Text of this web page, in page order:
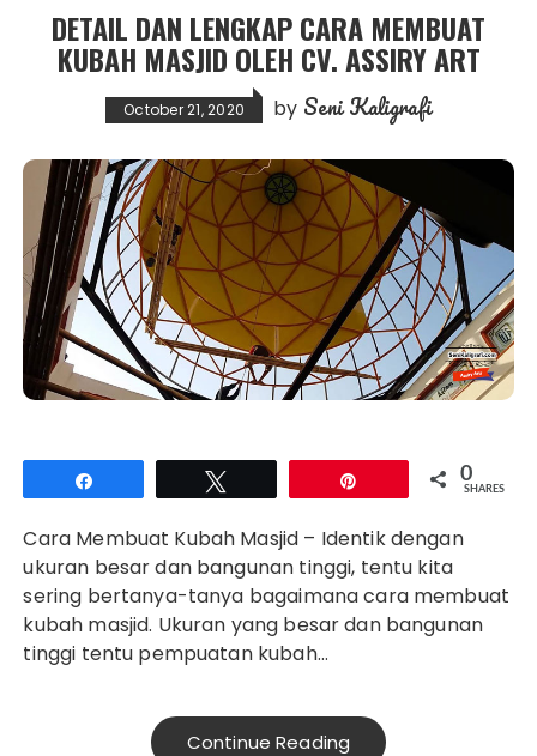
DETAIL DAN LENGKAP CARA MEMBUAT
KUBAH MASJID OLEH CV. ASSIRY ART
October 21, 2020 by Seni Kaligrafi
0
SHARES
Cara Membuat Kubah Masjid – Identik dengan
ukuran besar dan bangunan tinggi, tentu kita
sering bertanya-tanya bagaimana cara membuat
kubah masjid. Ukuran yang besar dan bangunan
tinggi tentu pempuatan kubah…
Continue Reading